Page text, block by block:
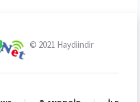
© 2021 Haydiindir